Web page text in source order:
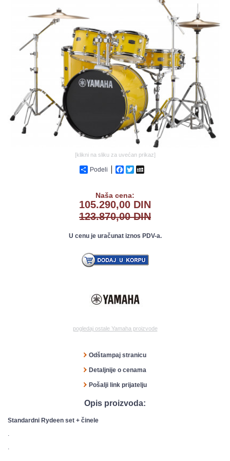
[klikni na sliku za uvećan prikaz]
Podeli Facebook
Twitter
Naša cena:
105.290,00 DIN
123.870,00 DIN
U cenu je uračunat iznos PDV-a.
pogledaj ostale Yamaha proizvode
Odštampaj stranicu
Detaljnije o cenama
Pošalji link prijatelju
Opis proizvoda:
Standardni Rydeen set + činele